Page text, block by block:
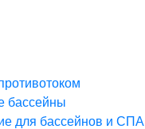
бассейны
для бассейнов и СПА